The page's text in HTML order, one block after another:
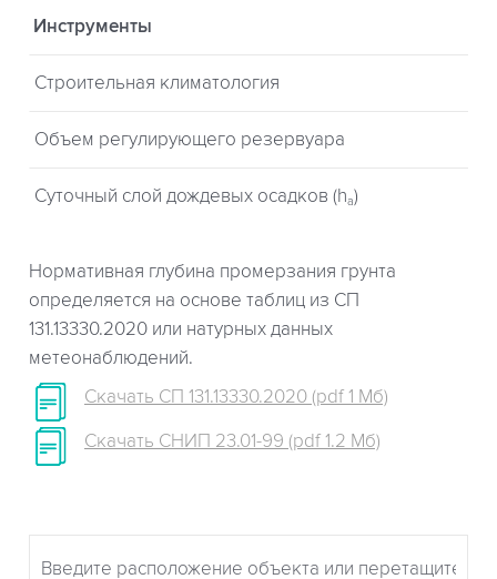
Инструменты
Строительная климатология
Объем регулирующего резервуара
Суточный слой дождевых осадков (ha)
Нормативная глубина промерзания грунта
определяется на основе таблиц из СП
131.13330.2020 или натурных данных
метеонаблюдений.
Скачать СП 131.13330.2020 (pdf 1 Мб)
Скачать СНИП 23.01-99 (pdf 1.2 Мб)